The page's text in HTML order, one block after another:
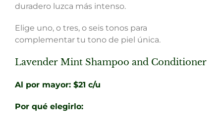
duradero luzca más intenso.
Elige uno, o tres, o seis tonos para
complementar tu tono de piel única.
Lavender Mint Shampoo and Conditioner
Al por mayor: $21 c/u
Por qué elegirlo: